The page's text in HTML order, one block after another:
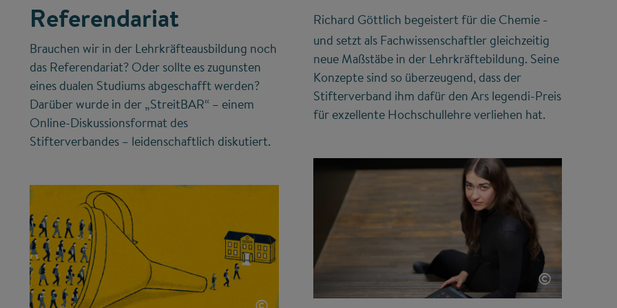
Referendariat
Brauchen wir in der Lehrkräfteausbildung noch
das Referendariat? Oder sollte es zugunsten
eines dualen Studiums abgeschafft werden?
Darüber wurde in der „StreitBAR“ – einem
Online-Diskussionsformat des
Stifterverbandes – leidenschaftlich diskutiert.
Richard Göttlich begeistert für die Chemie –
und setzt als Fachwissenschaftler gleichzeitig
neue Maßstäbe in der Lehrkräftebildung. Seine
Konzepte sind so überzeugend, dass der
Stifterverband ihm dafür den Ars legendi-Preis
für exzellente Hochschullehre verliehen hat.
©